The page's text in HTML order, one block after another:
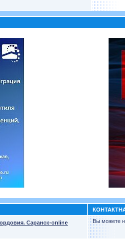
Саранск-online
Вы можете